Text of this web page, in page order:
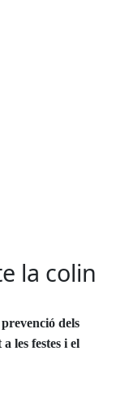
la colin
dels
les festes i el